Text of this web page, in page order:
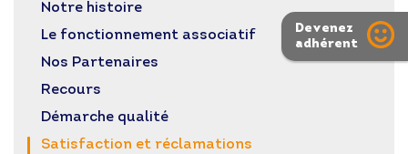
Notre histoire
Le fonctionnement associatif
Nos Partenaires
Recours
Démarche qualité
Satisfaction et réclamations
Devenez
adhérent